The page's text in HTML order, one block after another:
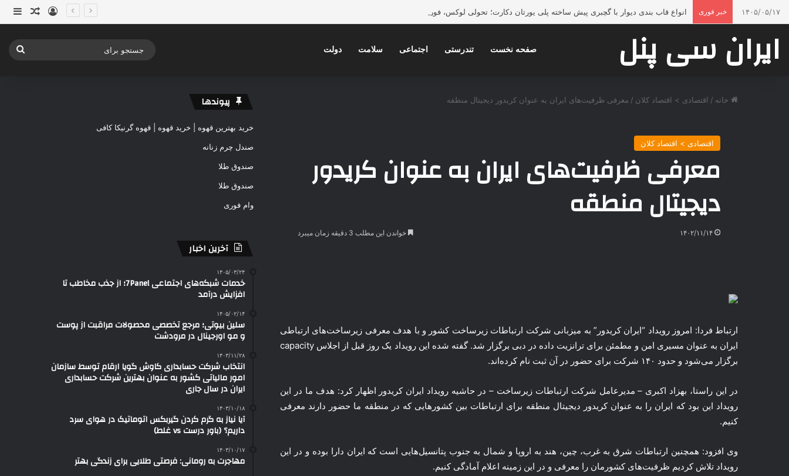
۱۴۰۵/۰۵/۱۷ خبر فوری انواع قاب بندی دیوار با گچبری پیش ساخته پلی یورتان دکارت؛ تحولی لوکس، فوری و بدون تخریب در دکوراسیون داخلی ورود نوشته
ایران سی پنل صفحه نخست تندرستی اجتماعی سلامت دولت
خانه / اقتصادی > اقتصاد کلان / معرفی ظرفیت‌های ایران به عنوان کریدور دیجیتال منطقه
اقتصادی > اقتصاد کلان
معرفی ظرفیت‌های ایران به عنوان کریدور
دیجیتال منطقه
۱۴۰۲/۱۱/۱۴ خواندن این مطلب 3 دقیقه زمان میبرد
ارتباط فردا: امروز رویداد “ایران کریدور” به میزبانی شرکت ارتباطات زیرساخت کشور و با هدف معرفی زیرساخت‌های ارتباطی
ایران به عنوان مسیری امن و مطمئن برای ترانزیت داده در دبی برگزار شد. گفته شده این رویداد یک روز قبل از اجلاس capacity
برگزار می‌شود و حدود ۱۴۰ شرکت برای حضور در آن ثبت نام کرده‌اند.
در این راستا، بهزاد اکبری – مدیرعامل شرکت ارتباطات زیرساخت – در حاشیه رویداد ایران کریدور اظهار کرد: هدف ما در این
رویداد این بود که ایران را به عنوان کریدور دیجیتال منطقه برای ارتباطات بین کشورهایی که در منطقه ما حضور دارند معرفی
کنیم.
وی افزود: همچنین ارتباطات شرق به غرب، چین، هند به اروپا و شمال به جنوب پتانسیل‌هایی است که ایران دارا بوده و در این
رویداد تلاش کردیم ظرفیت‌های کشورمان را معرفی و در این زمینه اعلام آمادگی کنیم.
پیوندها
خرید بهترین قهوه | خرید قهوه | قهوه گرنیکا کافی
صندل چرم زنانه
صندوق طلا
صندوق طلا
وام فوری
آخرین اخبار
۱۴۰۵/۰۳/۲۴
خدمات شبکه‌های اجتماعی 7Panel؛ از جذب مخاطب تا
افزایش درآمد
۱۴۰۵/۰۲/۱۴
سلین بیوتی؛ مرجع تخصصی محصولات مراقبت از پوست
و مو اورجینال در مرودشت
۱۴۰۳/۱۱/۲۸
انتخاب شرکت حسابداری کاوش گویا ارقام توسط سازمان
امور مالیاتی کشور به عنوان بهترین شرکت حسابداری
ایران در سال جاری
۱۴۰۳/۱۰/۱۸
آیا نیاز به گرم کردن گیربکس اتوماتیک در هوای سرد
داریم؟ (باور درست vs غلط)
۱۴۰۳/۱۰/۱۷
مهاجرت به رومانی: فرصتی طلایی برای زندگی بهتر